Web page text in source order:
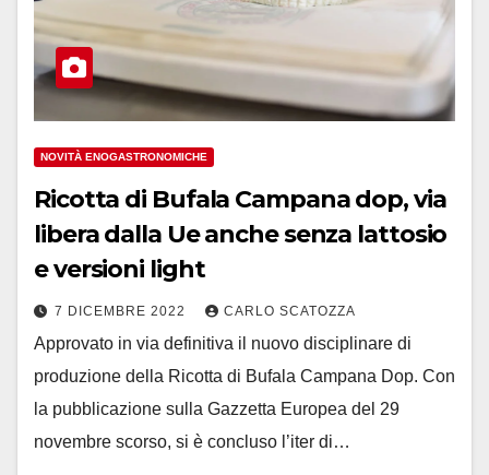
NOVITÀ ENOGASTRONOMICHE
Ricotta di Bufala Campana dop, via
libera dalla Ue anche senza lattosio
e versioni light
7 DICEMBRE 2022 CARLO SCATOZZA
Approvato in via definitiva il nuovo disciplinare di
produzione della Ricotta di Bufala Campana Dop. Con
la pubblicazione sulla Gazzetta Europea del 29
novembre scorso, si è concluso l’iter di…